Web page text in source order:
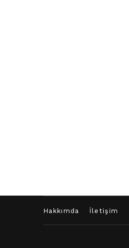
Hakkımda İletişim